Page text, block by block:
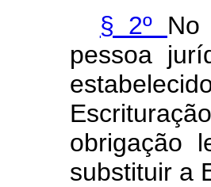
§ 2º
pessoa
obrigação
substituir a